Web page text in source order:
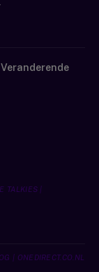
TALKIES |
| ONEDIRECT.CO.NL